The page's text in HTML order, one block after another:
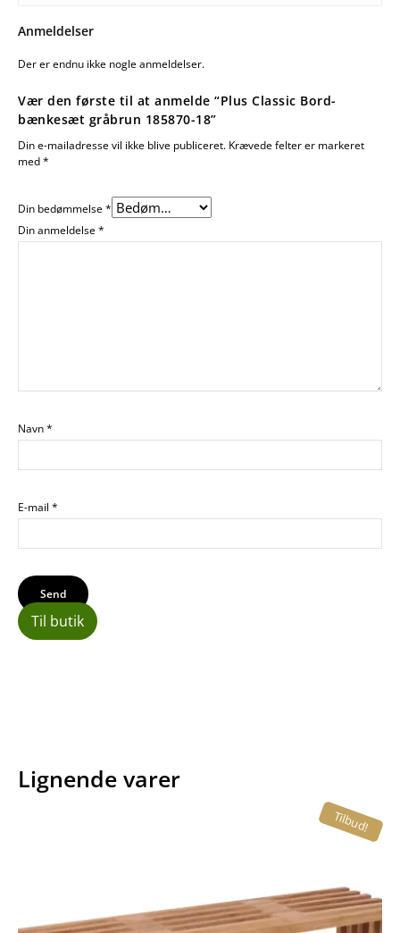
Anmeldelser
Der er endnu ikke nogle anmeldelser.
Vær den første til at anmelde “Plus Classic Bord-
bænkesæt gråbrun 185870-18”
Din e-mailadresse vil ikke blive publiceret. Krævede felter er markeret
med*
Din bedømmelse*
Din anmeldelse*
Navn*
E-mail *
Til butik
Lignende varer
Tilbud!